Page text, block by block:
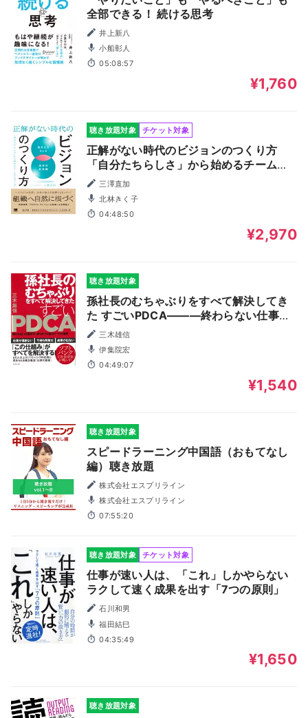
全部できる！ 続ける思考
井上新八
小船彰人
05:08:57
¥1,760
聴き放題対象 チケット対象
正解がない時代のビジョンのつくり方
「自分たちらしさ」から始めるチームビ
ルディング
三澤直加
北林きく子
04:48:50
¥2,970
聴き放題対象
孫社長のむちゃぶりをすべて解決してき
た すごいPDCA―――終わらない仕事が
すっきり片づく超スピード仕事術
三木雄信
伊集院宏
04:49:07
¥1,540
聴き放題対象
スピードラーニング中国語（おもてなし
編）聴き放題
株式会社エスプリライン
株式会社エスプリライン
07:55:20
聴き放題対象 チケット対象
仕事が速い人は、「これ」しかやらない
ラクして速く成果を出す「7つの原則」
石川和男
福田結巳
04:35:49
¥1,650
聴き放題対象